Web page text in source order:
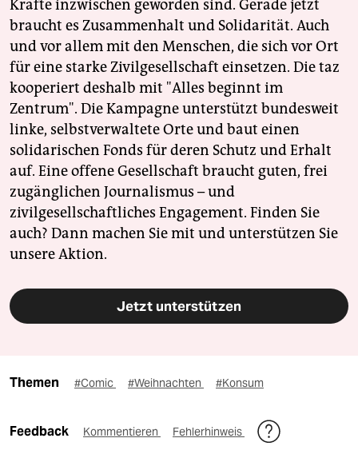
Kräfte inzwischen geworden sind. Gerade jetzt
braucht es Zusammenhalt und Solidarität. Auch
und vor allem mit den Menschen, die sich vor Ort
für eine starke Zivilgesellschaft einsetzen. Die taz
kooperiert deshalb mit "Alles beginnt im
Zentrum". Die Kampagne unterstützt bundesweit
linke, selbstverwaltete Orte und baut einen
solidarischen Fonds für deren Schutz und Erhalt
auf. Eine offene Gesellschaft braucht guten, frei
zugänglichen Journalismus – und
zivilgesellschaftliches Engagement. Finden Sie
auch? Dann machen Sie mit und unterstützen Sie
unsere Aktion.
Jetzt unterstützen
Themen #Comic #Weihnachten #Konsum
Feedback Kommentieren Fehlerhinweis